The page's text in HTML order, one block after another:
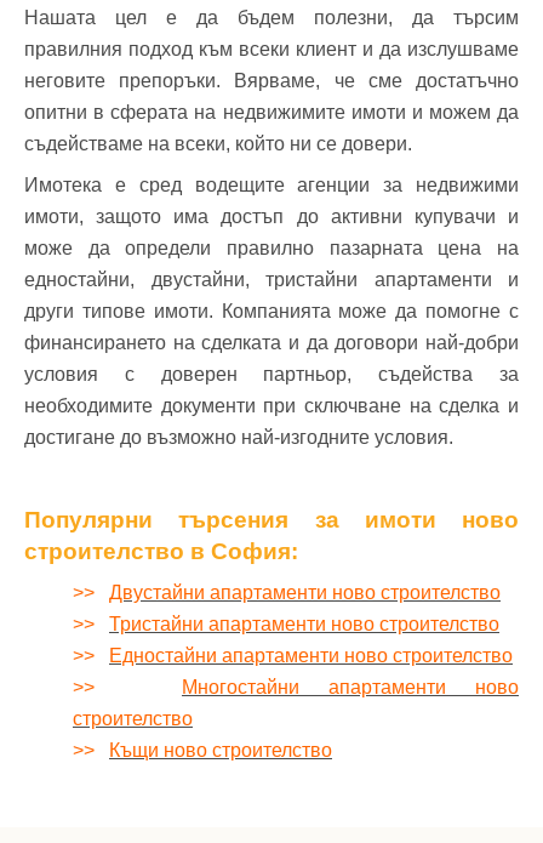
Нашата цел е да бъдем полезни, да търсим
правилния подход към всеки клиент и да изслушваме
неговите препоръки. Вярваме, че сме достатъчно
опитни в сферата на недвижимите имоти и можем да
съдействаме на всеки, който ни се довери.
Имотека е сред водещите агенции за недвижими
имоти, защото има достъп до активни купувачи и
може да определи правилно пазарната цена на
едностайни, двустайни, тристайни апартаменти и
други типове имоти. Компанията може да помогне с
финансирането на сделката и да договори най-добри
условия с доверен партньор, съдейства за
необходимите документи при сключване на сделка и
достигане до възможно най-изгодните условия.
Популярни търсения за имоти ново
строителство в София:
>> Двустайни апартаменти ново строителство
>> Тристайни апартаменти ново строителство
>>
Едностайни апартаменти ново строителство
>>
Многостайни апартаменти ново
строителство
>>
Къщи ново строителство